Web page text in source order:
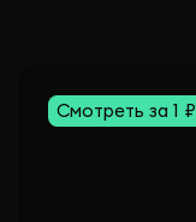
Смотреть за 1 ₽